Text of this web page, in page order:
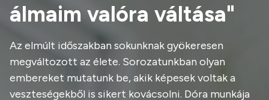
álmaim valóra váltása"
Az elmúlt időszakban sokunknak gyökeresen
megváltozott az élete. Sorozatunkban olyan
embereket mutatunk be, akik képesek voltak a
veszteségekből is sikert kovácsolni. Dóra munkája